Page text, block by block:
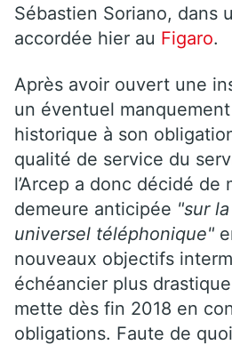
Sébastien Soriano, dans
accordée hier au Figaro.
Après avoir ouvert une
un éventuel
historique à son
qualité de service du
l’Arcep a donc décidé de
demeure anticipée "sur
universel téléphonique"
nouveaux objectifs
échéancier plus
mette dès fin 2018 en
obligations. Faute de